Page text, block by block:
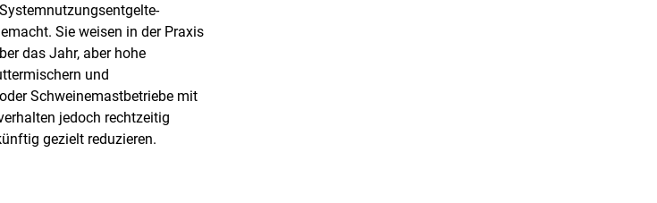
to main content
Sie weisen in der Praxis
das Jahr, aber hohe
und
Schweinemastbetriebe mit
jedoch rechtzeitig
gezielt reduzieren.